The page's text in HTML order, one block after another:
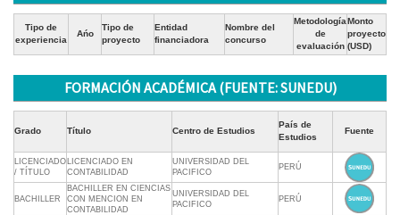
Tipo de
experiencia
Ańo
Tipo de
proyecto
Entidad
financiadora
Nombre del
concurso
Metodología
de
evaluación
Monto
proyecto
(USD)
FORMACIÓN ACADÉMICA (FUENTE: SUNEDU)
Grado Título Centro de Estudios
País de
Estudios
Fuente
LICENCIADO
/ TÍTULO
LICENCIADO EN
CONTABILIDAD
UNIVERSIDAD DEL
PACIFICO
PERÚ
BACHILLER
BACHILLER EN CIENCIAS
CON MENCION EN
CONTABILIDAD
UNIVERSIDAD DEL
PACIFICO
PERÚ